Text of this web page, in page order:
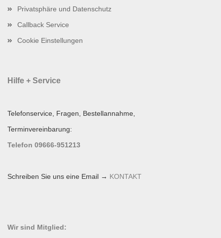
Privatsphäre und Datenschutz
Callback Service
Cookie Einstellungen
Hilfe + Service
Telefonservice, Fragen, Bestellannahme,
Terminvereinbarung:
Telefon 09666-951213
Schreiben Sie uns eine Email → KONTAKT
Wir sind Mitglied: